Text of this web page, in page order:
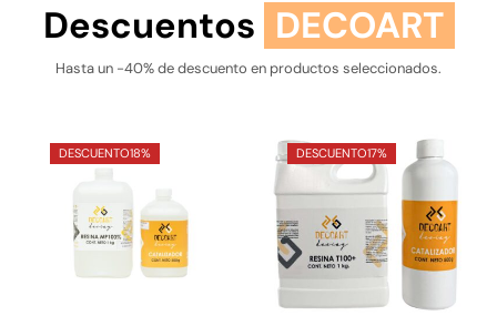
Descuentos DECOART
Hasta un -40% de descuento en productos seleccionados.
DESCUENTO18% DESCUENTO17%